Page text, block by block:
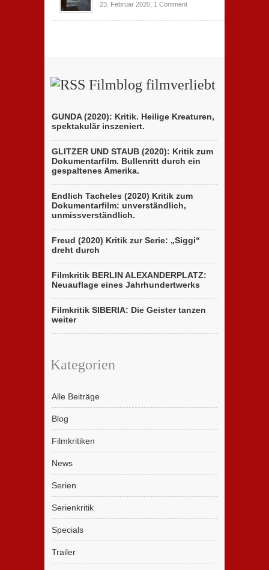
23. Februar 2020, 1 Comment
Filmblog filmverliebt
GUNDA (2020): Kritik. Heilige Kreaturen,
spektakulär inszeniert.
GLITZER UND STAUB (2020): Kritik zum
Dokumentarfilm. Bullenritt durch ein
gespaltenes Amerika.
Endlich Tacheles (2020) Kritik zum
Dokumentarfilm: unverständlich,
unmissverständlich.
Freud (2020) Kritik zur Serie: „Siggi“
dreht durch
Filmkritik BERLIN ALEXANDERPLATZ:
Neuauflage eines Jahrhundertwerks
Filmkritik SIBERIA: Die Geister tanzen
weiter
Kategorien
Alle Beiträge
Blog
Filmkritiken
News
Serien
Serienkritik
Specials
Trailer